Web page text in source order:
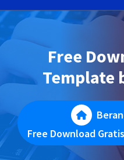
Free
Template
Free Download